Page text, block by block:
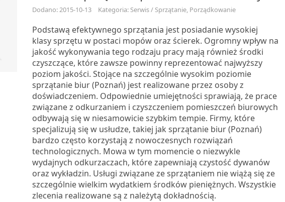
Dodano: 2015-10-13 Kategoria: Serwis / Sprzątanie, Porządkowanie
Podstawą efektywnego sprzątania jest posiadanie wysokiej
klasy sprzętu w postaci mopów oraz ścierek. Ogromny wpływ na
jakość wykonywania tego rodzaju pracy mają również środki
czyszczące, które zawsze powinny reprezentować najwyższy
poziom jakości. Stojące na szczególnie wysokim poziomie
sprzątanie biur (Poznań) jest realizowane przez osoby z
doświadczeniem. Odpowiednie umiejętności sprawiają, że prace
związane z odkurzaniem i czyszczeniem pomieszczeń biurowych
odbywają się w niesamowicie szybkim tempie. Firmy, które
specjalizują się w usłudze, takiej jak sprzątanie biur (Poznań)
bardzo często korzystają z nowoczesnych rozwiązań
technologicznych. Mowa w tym momencie o niezwykle
wydajnych odkurzaczach, które zapewniają czystość dywanów
oraz wykładzin. Usługi związane ze sprzątaniem nie wiążą się ze
szczególnie wielkim wydatkiem środków pieniężnych. Wszystkie
zlecenia realizowane są z należytą dokładnością.